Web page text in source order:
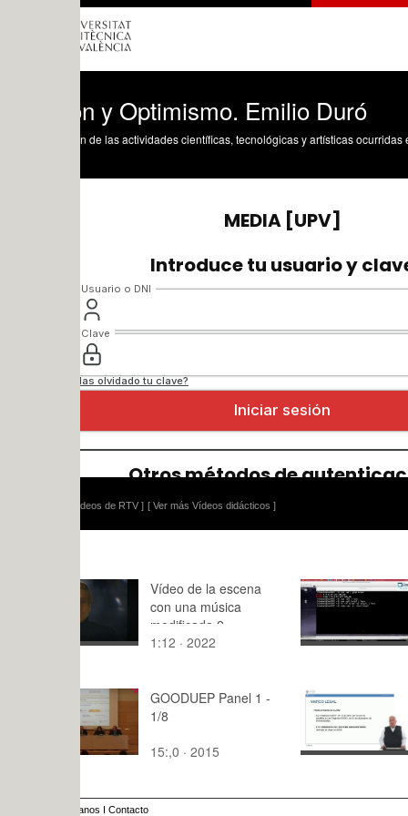
y Optimismo. Emilio Duró
de las actividades científicas, tecnológicas y artísticas ocurridas en los tres
[ Ver más Vídeos didácticos ]
Vídeo de la escena
con una música
modificada 2
1:12 · 2022
M7.
nivel con
4:,0 · 2022
GOODUEP Panel 1 -
1/8
15:,0 · 2015
La carrera
categorias
8:36 · 2023